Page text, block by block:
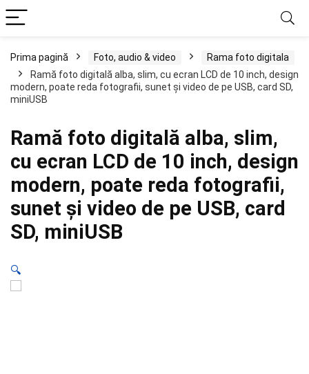
Prima pagină Foto, audio & video
Rama foto digitala
Ramă foto digitală alba, slim, cu ecran LCD de 10 inch, design
modern, poate reda fotografii, sunet și video de pe USB, card SD,
miniUSB
Ramă foto digitală alba, slim,
cu ecran LCD de 10 inch, design
modern, poate reda fotografii,
sunet și video de pe USB, card
SD, miniUSB
🔍